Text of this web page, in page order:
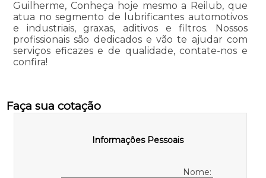
Guilherme, Conheça hoje mesmo a Reilub, que
atua no segmento de lubrificantes automotivos
e industriais, graxas, aditivos e filtros. Nossos
profissionais são dedicados e vão te ajudar com
serviços eficazes e de qualidade, contate-nos e
confira!
Faça sua cotação
Informações Pessoais
Nome: